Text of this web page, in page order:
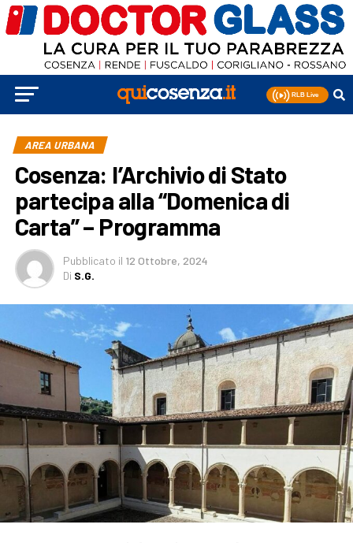
AREA URBANA
Cosenza: l’Archivio di Stato
partecipa alla “Domenica di
Carta” – Programma
Pubblicato il 12 Ottobre, 2024
Di S.G.